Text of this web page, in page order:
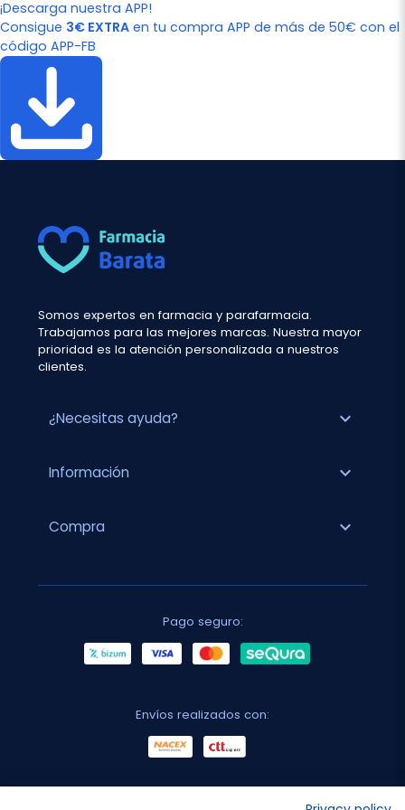
¡Descarga nuestra APP!
Consigue 3€ EXTRA en tu compra APP de más de 50€ con el
código APP-FB
Somos expertos en farmacia y parafarmacia.
Trabajamos para las mejores marcas. Nuestra mayor
prioridad es la atención personalizada a nuestros
clientes.
¿Necesitas ayuda? expand_more
Información expand_more
Compra expand_more
Pago seguro:
Envíos realizados con: